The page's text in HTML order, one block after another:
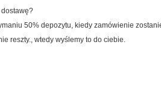
50% depozytu, kiedy zamówienie
reszty., wtedy wyślemy to do ciebie.